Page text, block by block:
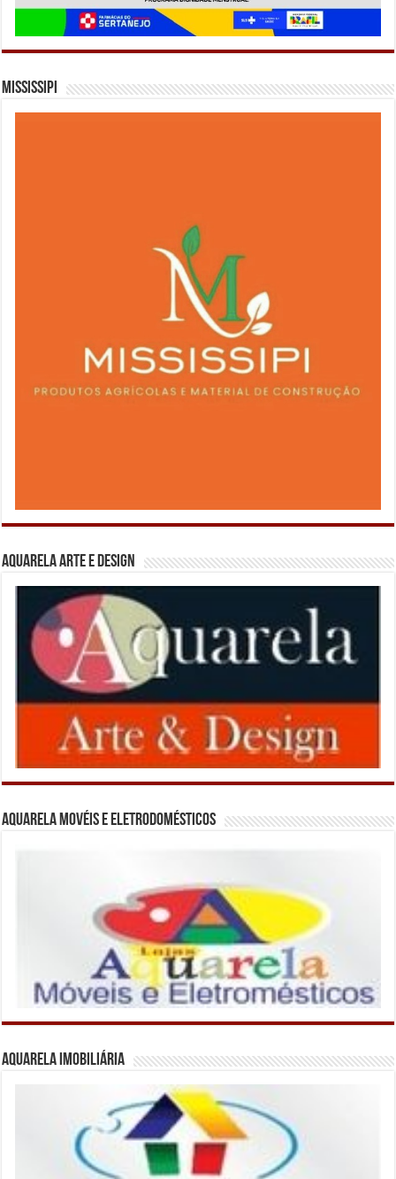
Mississipi
Aquarela Arte e Design
Aquarela Movéis e Eletrodomésticos
Aquarela Imobiliária